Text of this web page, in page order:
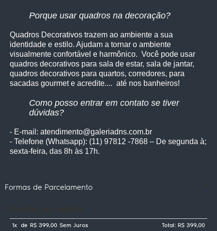
Porque usar quadros na decoração?
Quadros Decorativos trazem ao ambiente a sua
identidade e estilo. Ajudam a tornar o ambiente
visualmente confortável e harmônico. Você pode usar
quadros decorativos para sala de estar, sala de jantar,
quadros decorativos para quartos, corredores, para
sacadas gourmet e acredite.... até nos banheiros!
Como posso entrar em contato se tiver
dúvidas?
- E-mail: atendimento@galeriadns.com.br
- Telefone (Whatsapp): (11) 97812 -7868 – De segunda à;
sexta-feira, das 8h às 17h.
Formas de Parcelamento
1x de R$ 399,00 Sem Juros
Total: R$ 399,00